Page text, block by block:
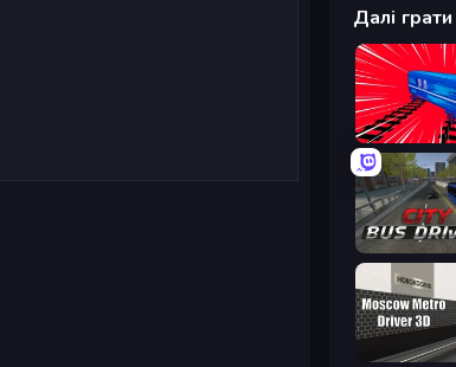
Далі грати
Train Drift
City Bus Driver